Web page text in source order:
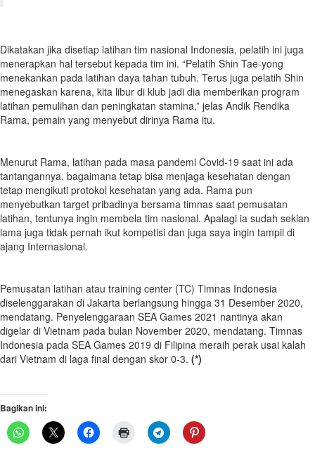
Dikatakan jika disetiap latihan tim nasional Indonesia, pelatih ini juga
menerapkan hal tersebut kepada tim ini. “Pelatih Shin Tae-yong
menekankan pada latihan daya tahan tubuh. Terus juga pelatih Shin
menegaskan karena, kita libur di klub jadi dia memberikan program
latihan pemulihan dan peningkatan stamina,” jelas Andik Rendika
Rama, pemain yang menyebut dirinya Rama itu.
Menurut Rama, latihan pada masa pandemi Covid-19 saat ini ada
tantangannya, bagaimana tetap bisa menjaga kesehatan dengan
tetap mengikuti protokol kesehatan yang ada. Rama pun
menyebutkan target pribadinya bersama timnas saat pemusatan
latihan, tentunya ingin membela tim nasional. Apalagi ia sudah sekian
lama juga tidak pernah ikut kompetisi dan juga saya ingin tampil di
ajang Internasional.
Pemusatan latihan atau training center (TC) Timnas Indonesia
diselenggarakan di Jakarta berlangsung hingga 31 Desember 2020,
mendatang. Penyelenggaraan SEA Games 2021 nantinya akan
digelar di Vietnam pada bulan November 2020, mendatang. Timnas
Indonesia pada SEA Games 2019 di Filipina meraih perak usai kalah
dari Vietnam di laga final dengan skor 0-3. (*)
Bagikan ini: